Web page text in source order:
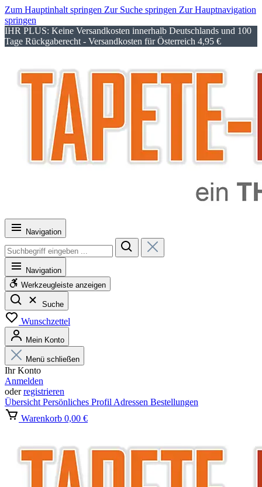
Zum Hauptinhalt springen Zur Suche springen Zur Hauptnavigation
springen
IHR PLUS: Keine Versandkosten innerhalb Deutschlands und 100
Tage Rückgaberecht - Versandkosten für Österreich 4,95 €
Navigation
Navigation
Werkzeugleiste anzeigen
Suche
Wunschzettel
Mein Konto
Menü schließen
Ihr Konto
Anmelden
oderregistrieren
Übersicht Persönliches Profil Adressen Bestellungen
Warenkorb 0,00 €